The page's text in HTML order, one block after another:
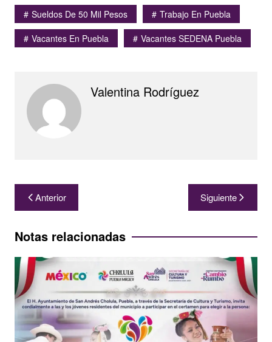
Sueldos De 50 Mil Pesos
Trabajo En Puebla
Vacantes En Puebla
Vacantes SEDENA Puebla
Valentina Rodríguez
Navegación
de
entradas
Anterior Siguiente
Notas relacionadas